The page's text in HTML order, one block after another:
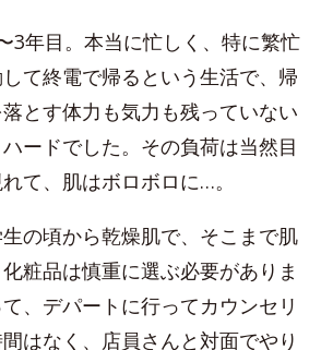
3年目。本当に忙しく、特に繁忙
て終電で帰るという生活で、帰
とす体力も気力も残っていない
ードでした。その負荷は当然目
て、肌はボロボロに…。
の頃から乾燥肌で、そこまで肌
粧品は慎重に選ぶ必要がありま
、デパートに行ってカウンセリ
はなく、店員さんと対面でやり